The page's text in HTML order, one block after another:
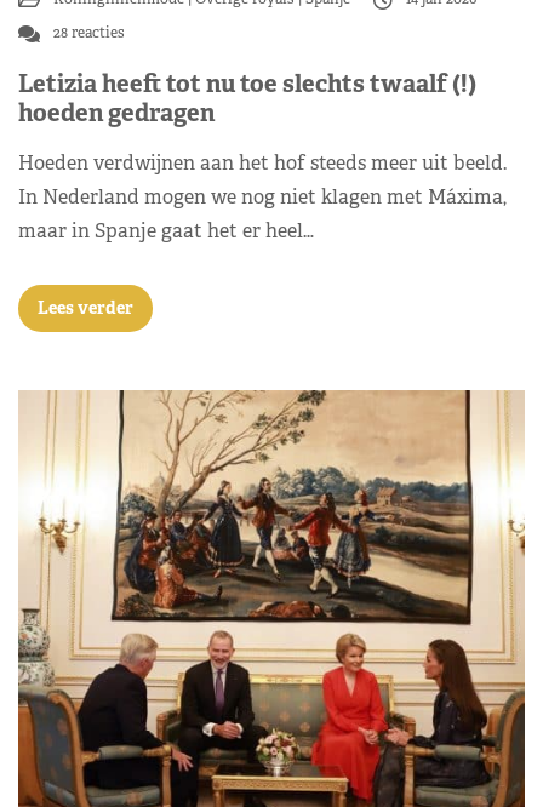
28 reacties
Letizia heeft tot nu toe slechts twaalf (!)
hoeden gedragen
Hoeden verdwijnen aan het hof steeds meer uit beeld.
In Nederland mogen we nog niet klagen met Máxima,
maar in Spanje gaat het er heel…
Lees verder